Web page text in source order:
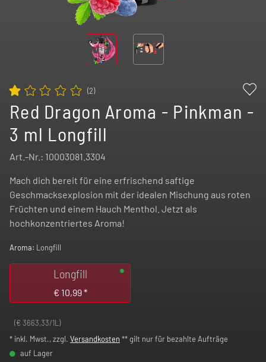
(2)
Red Dragon Aroma - Pinkman -
3 ml Longfill
Art.-Nr.: 10003081.3304
Mach dich bereit für eine erfrischend saftige
Geschmacksexplosion mit der idealen Mischung aus roten
Früchten und einem Hauch Menthol. Jetzt als
hochkonzentriertes Aroma!
Aroma: Longfill
Longfill
€ 10,99*
(€ 3663,33/1L)
* inkl. Mwst., zzgl. Versandkosten ** gilt nur für bezahlte Aufträge
auf Lager